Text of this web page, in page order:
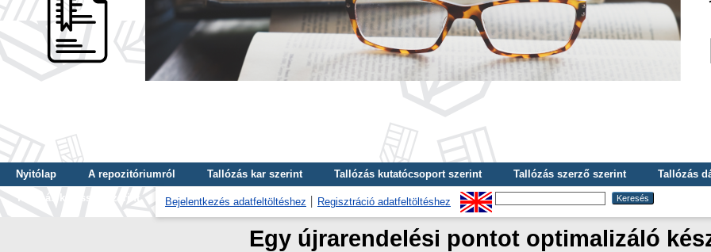
Nyitólap A repozitóriumról Tallózás kar szerint Tallózás kutatócsoport szerint Tallózás szerző szerint Tallózás
Tallózás kulcsszó szerint
Bejelentkezés adatfeltöltéshez Regisztráció adatfeltöltéshez
Egy újrarendelési pontot optimalizáló